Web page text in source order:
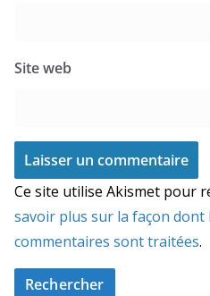
Site web
Ce site utilise Akismet pour
savoir plus sur la façon dont
commentaires sont traitées.
Rechercher